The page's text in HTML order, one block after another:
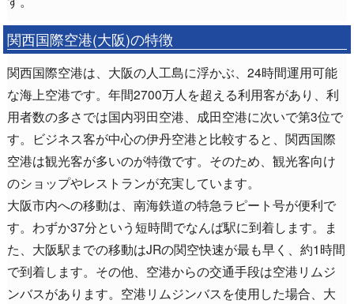
関西国際空港(大阪)の特徴
関西国際空港は、大阪の人工島に浮かぶ、24時間運用可能
な海上空港です。年間2700万人を超える利用客があり、利
用者数の多さでは国内羽田空港、成田空港に次いで第3位で
す。ビジネス客が中心の伊丹空港と比較すると、関西国際
空港は観光客が多いのが特徴です。そのため、観光客向け
のショップやレストランが充実しています。
大阪市内への移動は、南海鉄道の特急ラピート号が便利で
す。わずか37分という短時間でなんば駅に到着します。ま
た、大阪駅までの移動はJRの関空快速が最も早く、約1時間
で到着します。その他、空港からの交通手段は空港リムジ
ンバスがあります。空港リムジンバスを使用した場合、大